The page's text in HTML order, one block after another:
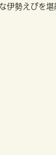
伊勢えびを